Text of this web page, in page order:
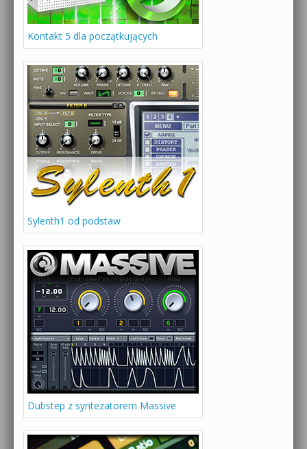
Kontakt 5 dla początkujących
Sylenth1 od podstaw
Dubstep z syntezatorem Massive